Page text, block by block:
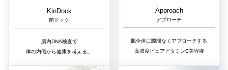
KinDock
菌ドック
腸内DNA検査で
体の内側から健康を考える。
Approach
アプローチ
肌全体に隙間なくアプローチする
高濃度ピュアビタミンC美容液